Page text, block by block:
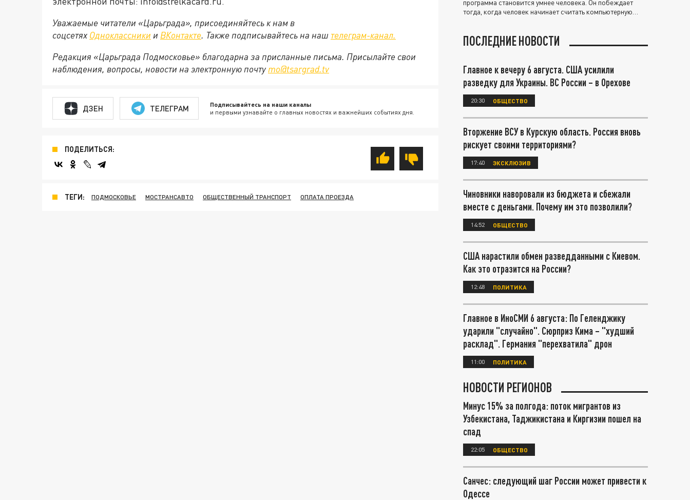
Уважаемые читатели «Царьграда», присоединяйтесь к нам в
соцсетях Одноклассники и ВКонтакте. Также подписывайтесь на наш телеграм-канал.
Редакция «Царьграда Подмосковье» благодарна за присланные письма. Присылайте свои
наблюдения, вопросы, новости на электронную почту mo@tsargrad.tv
ДЗЕН ТЕЛЕГРАМ Подписывайтесь на наши каналы
и первыми узнавайте о главных новостях и важнейших событиях дня.
ПОДЕЛИТЬСЯ:
ТЕГИ: ПОДМОСКОВЬЕ МОСТРАНСАВТО ОБЩЕСТВЕННЫЙ ТРАНСПОРТ ОПЛАТА ПРОЕЗДА
программа становится умнее человека. Он побеждает
тогда, когда человек начинает считать компьютерную
ПОСЛЕДНИЕ НОВОСТИ
Главное к вечеру 6 августа. США усилили
разведку для Украины. ВС России – в Орехове
20:30 ОБЩЕСТВО
Вторжение ВСУ в Курскую область. Россия вновь
рискует своими территориями?
17:40 ЭКСКЛЮЗИВ
Чиновники наворовали из бюджета и сбежали
вместе с деньгами. Почему им это позволили?
14:52 ОБЩЕСТВО
США нарастили обмен разведданными с Киевом.
Как это отразится на России?
12:48 ПОЛИТИКА
Главное в ИноСМИ 6 августа: По Геленджику
ударили "случайно". Сюрприз Кима – "худший
расклад". Германия "перехватила" дрон
11:00 ПОЛИТИКА
НОВОСТИ РЕГИОНОВ
Минус 15% за полгода: поток мигрантов из
Узбекистана, Таджикистана и Киргизии пошел на
спад
22:05 ОБЩЕСТВО
Санчес: следующий шаг России может привести к
Одессе